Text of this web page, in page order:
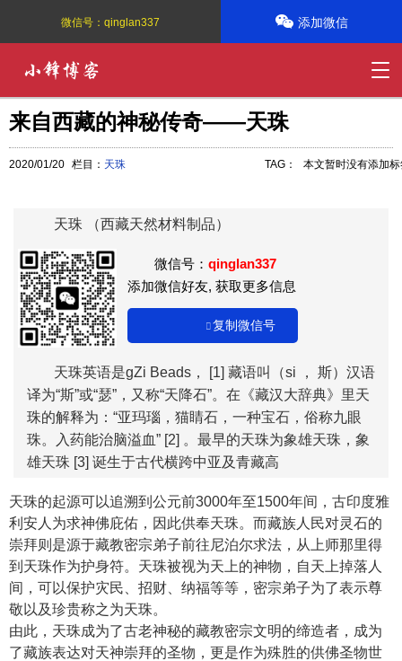
来自西藏的神秘传奇——天珠
2020/01/20 栏目： 天珠 TAG： 本文暂时没有添加
天珠 （西藏天然材料制品）
微信号： qinglan337
添加微信好友, 获取更多信息
复制微信号
天珠英语是gZi Beads， [1] 藏语叫（si ， 斯）汉语
译为“斯”或“瑟”，又称“天降石”。在《藏汉大辞典》里天
珠的解释为：“亚玛瑙，猫睛石，一种宝石，俗称九眼
珠。入药能治脑溢血” [2] 。最早的天珠为象雄天珠，象
雄天珠 [3] 诞生于古代横跨中亚及青藏高
天珠的起源可以追溯到公元前3000年至1500年间，古印度雅
利安人为求神佛庇佑，因此供奉天珠。而藏族人民对灵石的
崇拜则是源于藏教密宗弟子前往尼泊尔求法，从上师那里得
到天珠作为护身符。天珠被视为天上的神物，自天上掉落人
间，可以保护灾民、招财、纳福等等，密宗弟子为了表示尊
敬以及珍贵称之为天珠。
由此，天珠成为了古老神秘的藏教密宗文明的缔造者，成为
了藏族表达对天神崇拜的圣物，更是作为殊胜的供佛圣物世
微信号：qinglan337 添加微信